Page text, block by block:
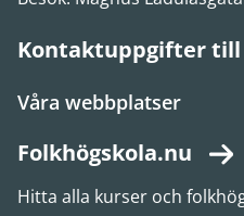
Kontaktuppgifter till
Våra webbplatser
Folkhögskola.nu
Hitta alla kurser och